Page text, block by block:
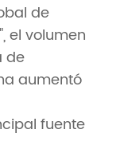
de
el volumen
de
aumentó
fuente